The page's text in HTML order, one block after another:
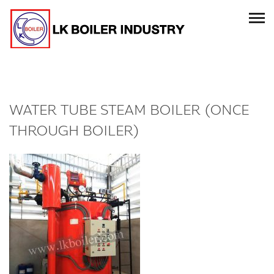
WATER TUBE STEAM BOILER (ONCE
THROUGH BOILER)